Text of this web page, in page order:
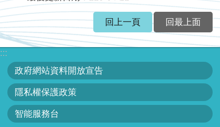
訊
服
務
於
本
署
網
回上一頁 回最上面
:::
政府網站資料開放宣告
隱私權保護政策
智能服務台